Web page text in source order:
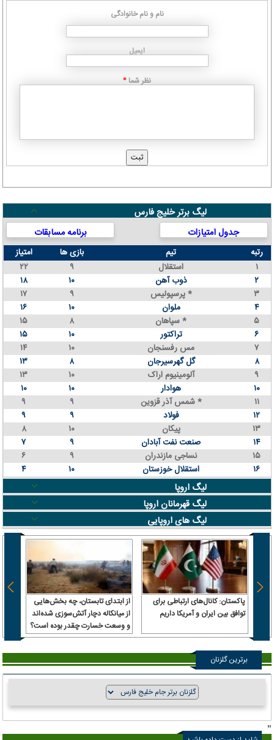
نام و نام خانوادگی
ایمیل
نظر شما *
لیگ برتر خلیج فارس
جدول امتیازات
برنامه مسابقات
رتبه تیم بازی ها
امتیاز
۱
استقلال ۹
۲۲
۲
ذوب آهن ۱۰
۱۸
۳
پرسپولیس * ۹
۱۷
۴
ملوان ۱۰
۱۶
۵
سپاهان * ۸
۱۵
۶
تراکتور ۱۰
۱۵
۷
مس رفسنجان ۱۰
۱۴
۸
گل گهرسیرجان ۸
۱۳
۹
آلومینیوم اراک ۱۰
۱۳
۱۰
هوادار ۱۰
۱۰
۱۱
شمس آذر قزوین * ۹
۹
۱۲
فولاد ۹
۹
۱۳
پیکان ۱۰
۸
۱۴
صنعت نفت آبادان ۹
۷
۱۵
نساجی مازندران ۹
۶
۱۶
استقلال خوزستان ۱۰ ۴
لیگ اروپا
لیگ قهرمانان اروپا
لیگ های اروپایی
پاکستان: کانال‌های ارتباطی برای
توافق بین ایران و آمریکا داریم
از ابتدای تابستان، چه بخش‌هایی
از میانکاله دچار آتش‌سوزی شده‌اند
و وسعت خسارت چقدر بوده است؟
برترین گلزنان
"